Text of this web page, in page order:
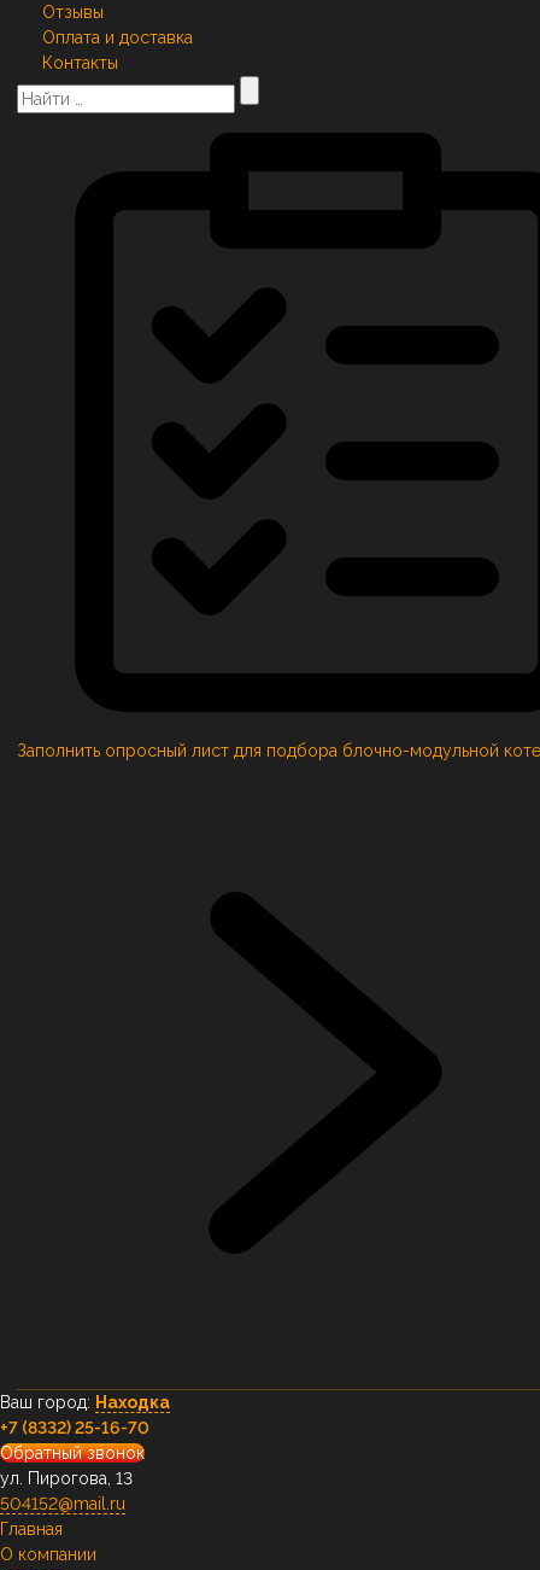
Отзывы
Оплата и доставка
Контакты
Заполнить опросный лист для подбора блочно-модульной
Ваш город: Находка
+7 (8332) 25-16-70
Обратный звонок
ул. Пирогова, 13
504152@mail.ru
Главная
О компании